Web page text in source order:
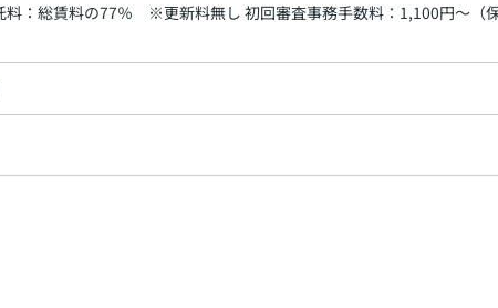
料：総賃料の77％ ※更新料無し 初回審査事務手数料：1,100円～（